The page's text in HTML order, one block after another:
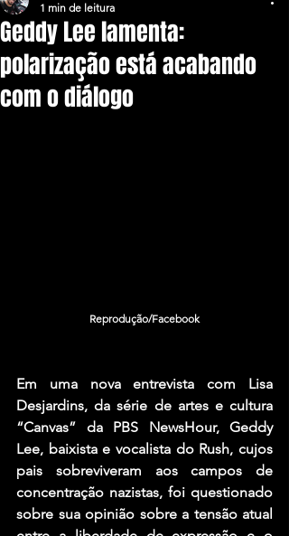
Geddy Lee lamenta:
polarização está acabando
com o diálogo
1 min de leitura
Reprodução/Facebook
Em uma nova entrevista com Lisa
Desjardins, da série de artes e cultura
“Canvas” da PBS NewsHour, Geddy
Lee, baixista e vocalista do Rush, cujos
pais sobreviveram aos campos de
concentração nazistas, foi questionado
sobre sua opinião sobre a tensão atual